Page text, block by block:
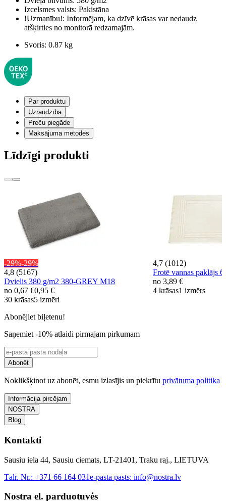
Izcelsmes valsts: Pakistāna
!Uzmanību!: Informējam, ka dzīvē krāsas var nedaudz
atšķirties no monitorā redzamajām.
Svoris: 0.87 kg
Par produktu
Uzraudzība
Preču piegāde
Maksājuma metodes
Līdzīgi produkti
-29%-29%
4,8 (5167)
Dvielis 380 g/m2 380-GREY M18
no 0,67 €0,95 €
30 krāsas5 izmēri
4,7 (1012)
Frotē vannas paklājs
no 3,89 €
4 krāsas1 izmērs
Abonējiet biļetenu!
Saņemiet -10% atlaidi pirmajam pirkumam
Abonēt
Noklikšķinot uz abonēt, esmu izlasījis un piekrītu privātuma politika
Informācija pircējam
NOSTRA
Blog
Kontakti
Sausiu iela 44, Sausiu ciemats, LT-21401, Traku raj., LIETUVA
Tālr. Nr.: +371 66 164 031e-pasta pasts: info@nostra.lv
Nostra el. parduotuvės